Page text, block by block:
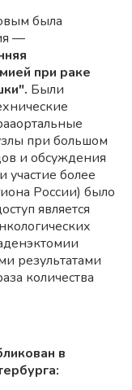
была
—
при раке
Были
при большом
и обсуждения
более
России) было
является
результатами
количества
в